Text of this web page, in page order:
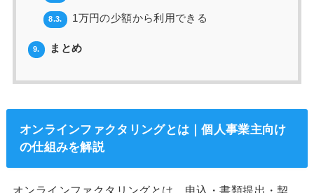
8.3. 1万円の少額から利用できる
9. まとめ
オンラインファクタリングとは｜個人事業主向け
の仕組みを解説
オンラインファクタリングとは、申込・書類提出・契